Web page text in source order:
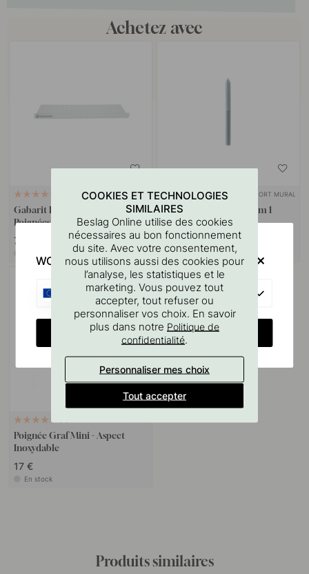
Achetez avec
Gabarit De Perçage Pour
Poignées Et Boutons
7 €
10 SUPPORT MURAL
Goupille à vis M4x50mm 1
pièce
1.10 €
En stock
Poignée Graf Mini - Aspect
Inoxydable
17 €
En stock
Produits similaires
COOKIES ET TECHNOLOGIES
SIMILAIRES
Beslag Online utilise des cookies
nécessaires au bon fonctionnement
du site. Avec votre consentement,
nous utilisons aussi des cookies pour
l’analyse, les statistiques et le
marketing. Vous pouvez tout
accepter, tout refuser ou
personnaliser vos choix. En savoir
plus dans notre Politique de
confidentialité.
Personnaliser mes choix
Tout accepter
WOULD YOU RATHER VISIT?
CHANGE COUNTRY